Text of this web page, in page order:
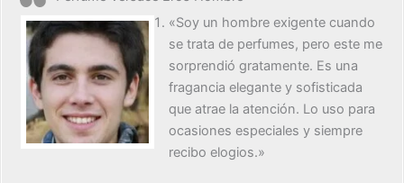
«Soy un hombre exigente cuando
se trata de perfumes, pero este me
sorprendió gratamente. Es una
fragancia elegante y sofisticada
que atrae la atención. Lo uso para
ocasiones especiales y siempre
recibo elogios.»